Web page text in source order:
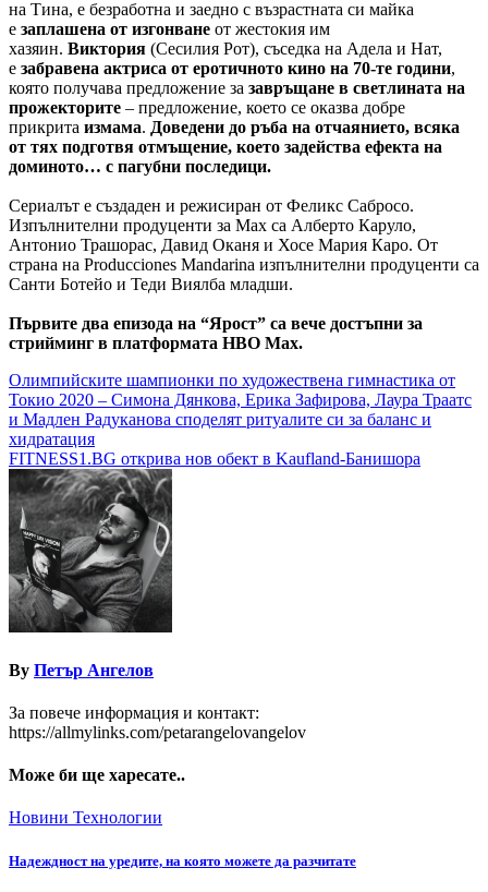
на Тина, е безработна и заедно с възрастната си майка
е заплашена от изгонване от жестокия им
хазяин. Виктория (Сесилия Рот), съседка на Адела и Нат,
е забравена актриса от еротичното кино на 70-те години,
която получава предложение за завръщане в светлината на
прожекторите – предложение, което се оказва добре
прикрита измама. Доведени до ръба на отчаянието, всяка
от тях подготвя отмъщение, което задейства ефекта на
доминото… с пагубни последици.
Сериалът е създаден и режисиран от Феликс Сабросо.
Изпълнителни продуценти за Max са Алберто Каруло,
Антонио Трашорас, Давид Оканя и Хосе Мария Каро. От
страна на Producciones Mandarina изпълнителни продуценти са
Санти Ботейо и Теди Виялба младши.
Първите два епизода на “Ярост” са вече достъпни за
стрийминг в платформата HBO Max.
Навигация
Олимпийските шампионки по художествена гимнастика от
Токио 2020 – Симона Дянкова, Ерика Зафирова, Лаура Траатс
и Мадлен Радуканова споделят ритуалите си за баланс и
хидратация
FITNESS1.BG открива нов обект в Kaufland-Банишора
By Петър Ангелов
За повече информация и контакт:
https://allmylinks.com/petarangelovangelov
Може би ще харесате..
Новини Технологии
Надеждност на уредите, на която можете да разчитате